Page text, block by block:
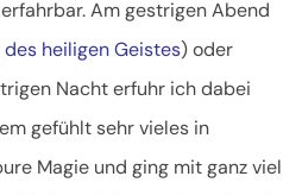
Am gestrigen Abend
heiligen Geistes) oder
Nacht erfuhr ich dabei
gefühlt sehr vieles in
Magie und ging mit ganz viel